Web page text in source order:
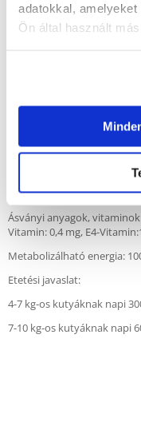
adatokkal,
Ön által használt
Animonda Vom Feinsten
birka), Húsleves, Gabona
Analitikai összetevők:
Nyershamu: 2%,
Ásványi anyagok,
Vitamin: 0,4 mg, E4-
Metabolizálható energia:
Etetési javaslat:
4-7 kg-os kutyáknak napi
7-10 kg-os kutyáknak napi